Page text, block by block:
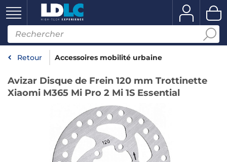
Retour Accessoires mobilité urbaine
Avizar Disque de Frein 120 mm Trottinette
Xiaomi M365 Mi Pro 2 Mi 1S Essential